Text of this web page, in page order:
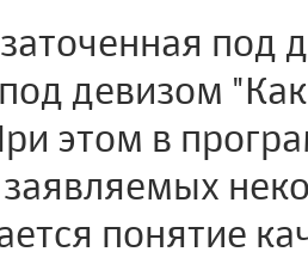
под
девизом
этом в
понятие